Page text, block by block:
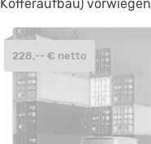
Kofferaufbau)
228,-- € netto